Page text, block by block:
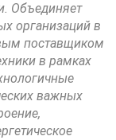
Объединяет
организаций в
поставщиком
в рамках
важных